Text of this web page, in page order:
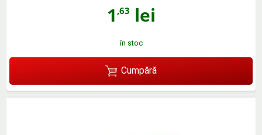
1 ,63 lei
în stoc
Cumpără